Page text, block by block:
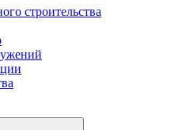
строительства